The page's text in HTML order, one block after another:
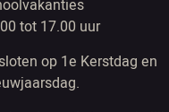
tot 17.00 uur
op 1e Kerstdag en